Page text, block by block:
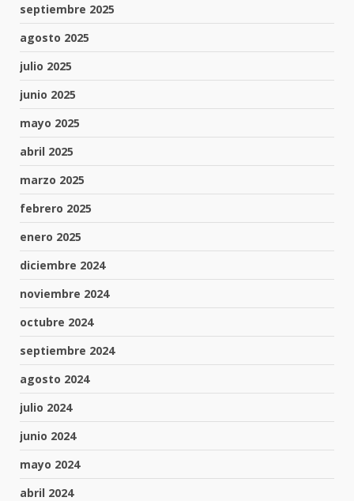
septiembre 2025
agosto 2025
julio 2025
junio 2025
mayo 2025
abril 2025
marzo 2025
febrero 2025
enero 2025
diciembre 2024
noviembre 2024
octubre 2024
septiembre 2024
agosto 2024
julio 2024
junio 2024
mayo 2024
abril 2024